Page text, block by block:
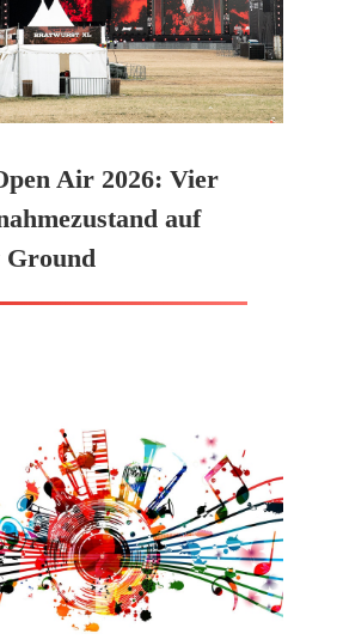
Air 2026: Vier
auf
Ground